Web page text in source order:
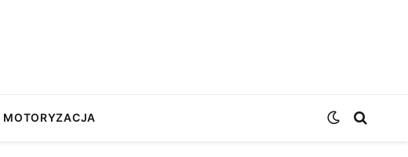
MOTORYZACJA